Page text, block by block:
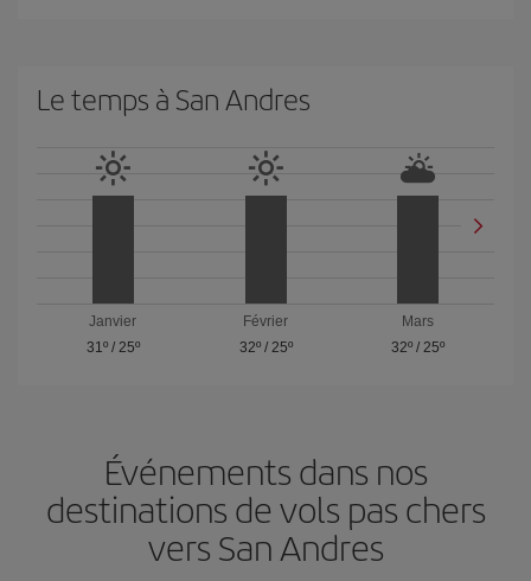
Le temps à San Andres
Janvier
31º/ 25º
Février
32º/ 25º
Mars
32º / 25º
Événements dans nos
destinations de vols pas chers
vers San Andres